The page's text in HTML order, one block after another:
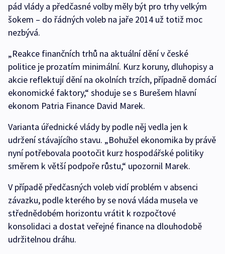
pád vlády a předčasné volby měly být pro trhy velkým
šokem – do řádných voleb na jaře 2014 už totiž moc
nezbývá.
„Reakce finančních trhů na aktuální dění v české
politice je prozatím minimální. Kurz koruny, dluhopisy a
akcie reflektují dění na okolních trzích, případně domácí
ekonomické faktory,“ shoduje se s Burešem hlavní
ekonom Patria Finance David Marek.
Varianta úřednické vlády by podle něj vedla jen k
udržení stávajícího stavu. „Bohužel ekonomika by právě
nyní potřebovala pootočit kurz hospodářské politiky
směrem k větší podpoře růstu,“ upozornil Marek.
V případě předčasných voleb vidí problém v absenci
závazku, podle kterého by se nová vláda musela ve
střednědobém horizontu vrátit k rozpočtové
konsolidaci a dostat veřejné finance na dlouhodobě
udržitelnou dráhu.